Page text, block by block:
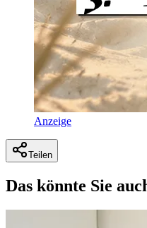
Anzeige
Teilen
Das könnte Sie